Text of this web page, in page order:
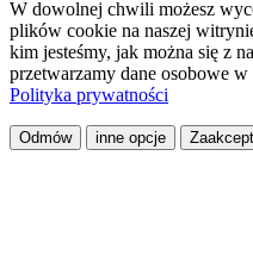
W dowolnej chwili możesz
plików cookie na naszej
kim jesteśmy, jak można się z
przetwarzamy dane osobowe
Polityka prywatności
Odmów inne opcje